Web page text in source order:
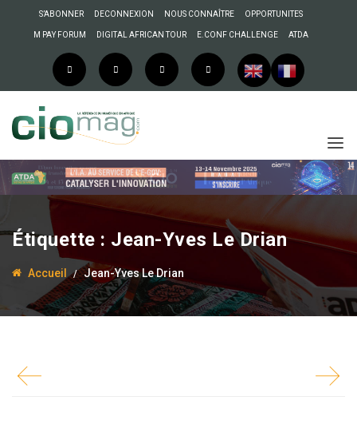
S’ABONNER DECONNEXION NOUS CONNAÎTRE OPPORTUNITES
M PAY FORUM DIGITAL AFRICAN TOUR E.CONF CHALLENGE ATDA
Étiquette : Jean-Yves Le Drian
Accueil Jean-Yves Le Drian
23 juin 2017
Sénégal : l’unité dédiée à
la lutte contre la
cybercriminalité
opérationnelle fin juillet